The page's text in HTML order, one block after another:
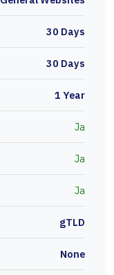
30 Days
30 Days
1 Year
Ja
Ja
Ja
gTLD
None